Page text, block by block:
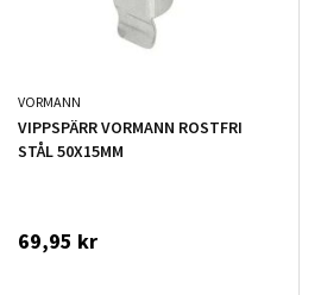
VORMANN
VIPPSPÄRR VORMANN ROSTFRI
STÅL 50X15MM
69,95 kr